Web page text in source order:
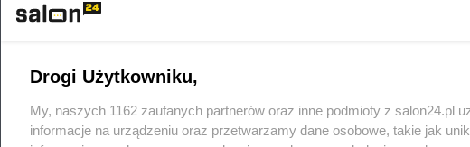
Drogi Użytkowniku,
My, naszych 1162 zaufanych partnerów oraz inne podmioty z salon24.pl
informacje na urządzeniu oraz przetwarzamy dane osobowe, takie jak